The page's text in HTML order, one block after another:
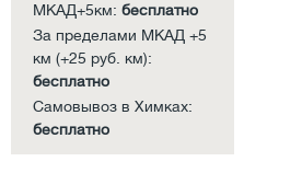
МКАД+5км: бесплатно
За пределами МКАД +5
км (+25 руб. км):
бесплатно
Самовывоз в Химках:
бесплатно